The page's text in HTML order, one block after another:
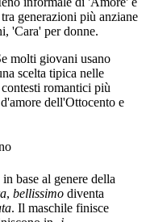
generazioni più anziane
'Cara' per donne.
molti giovani usano
scelta tipica nelle
romantici più
dell'Ottocento e
base al genere della
, bellissimo diventa
. Il maschile finisce